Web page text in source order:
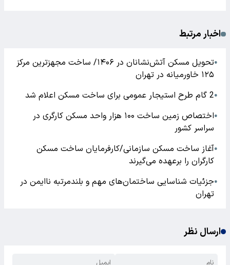
اخبار مرتبط
●
تحویل مسکن آتش‌نشانان در ۱۴۰۶/ ساخت مجهزترین مرکز
۱۲۵ خاورمیانه در تهران
●2 گام طرح استیجار عمومی برای ساخت مسکن اعلام شد
●
اختصاص زمین ساخت ۱۰۰ هزار واحد مسکن کارگری در
سراسر کشور
●آغاز ساخت مسکن سازمانی/کارفرمایان ساخت مسکن
کارگران را برعهده می‌گیرند
●جزئیات شناسایی ساختمان‌های مهم و بلندمرتبه ناایمن در
تهران
ارسال نظر